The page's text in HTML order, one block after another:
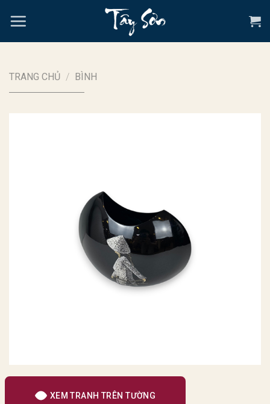
đến
TRANG CHỦ / BÌNH
XEM TRANH TRÊN TƯỜNG